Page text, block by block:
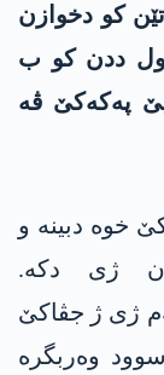
کو دخوازن
ددن کو ب
پەکەکێ ڤە
خوە دبینە و
ژی دکە.
ژی ژ جڤاکێ
وەربگرە